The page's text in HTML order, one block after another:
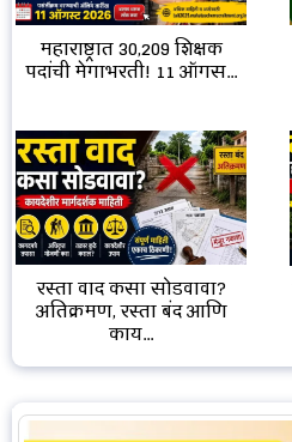
महाराष्ट्रात 30,209 शिक्षक
पदांची मेगाभरती! 11 ऑगस...
रस्ता वाद कसा सोडवावा?
अतिक्रमण, रस्ता बंद आणि
काय...